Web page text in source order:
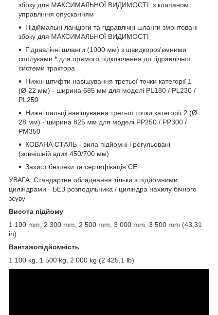
збоку для МАКСИМАЛЬНОЇ ВИДИМОСТІ, з клапаном
управління опусканням
Підіймальні ланцюги та гідравлічні шланги змонтовані
збоку для МАКСИМАЛЬНОЇ ВИДИМОСТІ
Гідравлічні шланги (1000 мм) з швидкороз'ємними
сполуками * для прямого підключення до гідравлічної
системи трактора
Нижні штифти навішування третьої точки категорії 1
(Ø 22 мм) - ширина 685 мм для моделі PL180 / PL230 /
PL250
Нижні пальці навішування третьої точки категорії 2 (Ø
28 мм) - ширина 825 мм для моделі PP250 / PP300 /
PM350
КОВАНА СТАЛЬ - вила підйомні і регульовані
(зовнішній вдих 450/700 мм)
Захист безпеки та сертифікація CE
УВАГА: Стандартне обладнання тільки з підйомними
циліндрами - БЕЗ розподільника / циліндра нахилу бічного
зсуву
Висота підйому
1 100 mm, 2 300 mm, 2 500 mm, 3 000 mm, 3 500 mm (43,31
in)
Вантажопідйомність
1 100 kg, 1 500 kg, 2 000 kg (2 425,1 lb)